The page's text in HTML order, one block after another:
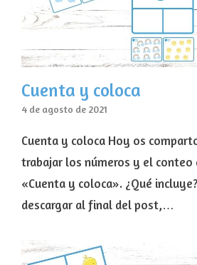
Cuenta y coloca
4 de agosto de 2021
Cuenta y coloca Hoy os
trabajar los números y el conteo
«Cuenta y coloca». ¿Qué
descargar al final del post,…